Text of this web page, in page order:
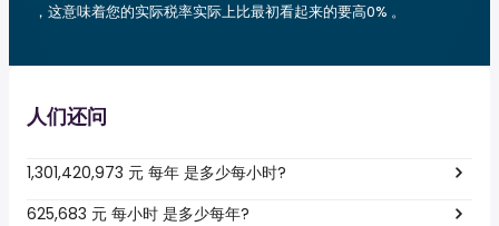
，这意味着您的实际税率实际上比最初看起来的要高0% 。
人们还问
1,301,420,973 元 每年 是多少每小时?
625,683 元 每小时 是多少每年?